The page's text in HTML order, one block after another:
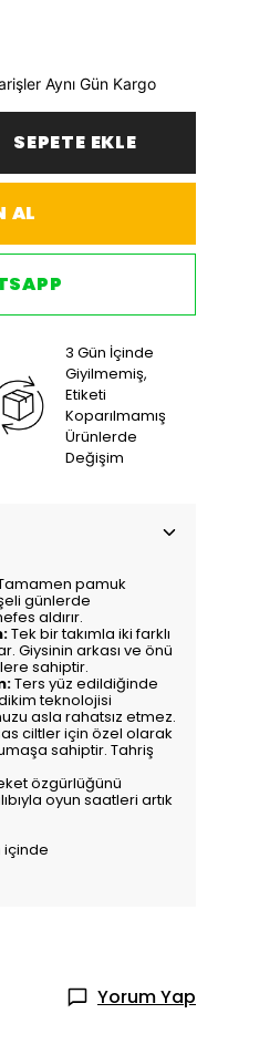
Aynı Gün Kargo
SEPETE EKLE
AL
3 Gün İçinde
Giyilmemiş,
Etiketi
Koparılmamış
Ürünlerde
Değişim
pamuk
günlerde
aldırır.
Tek bir takımla iki farklı
Giysinin arkası ve önü
sahiptir.
Ters yüz edildiğinde
teknolojisi
asla rahatsız etmez.
ciltler için özel olarak
sahiptir. Tahriş
özgürlüğünü
oyun saatleri artık
içinde
Yorum Yap